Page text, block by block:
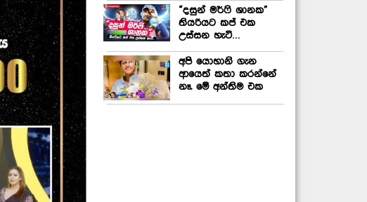
“දසුන් මර්ෆි ශානක”
තියරියට කප් එක
උස්සන හැටි…
අපි යොහානි ගැන
ආයෙත් කතා කරන්නේ
නෑ. මේ අන්තිම එක